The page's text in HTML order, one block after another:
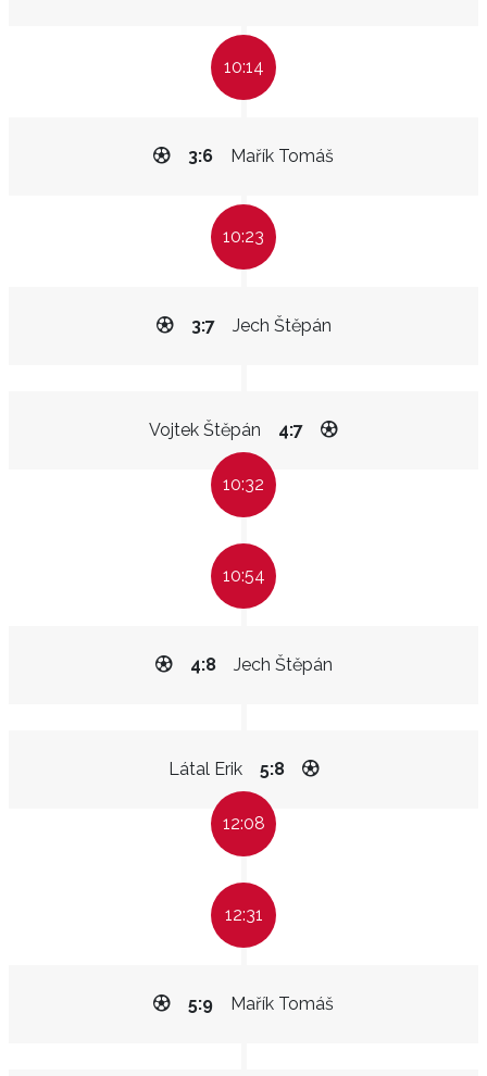
10:14
Mařík Tomáš
3:6
10:23
Jech Štěpán
3:7
Vojtek Štěpán 4:7
10:32
10:54
Jech Štěpán
4:8
Látal Erik 5:8
12:08
12:31
Mařík Tomáš
5:9